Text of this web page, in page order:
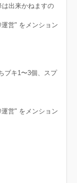
出来かねますの
営" をメンション
ブキ1〜3個、スプ
営" をメンション